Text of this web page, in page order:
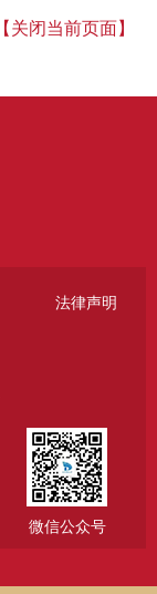
【关闭当前页面】
法律声明
微信公众号